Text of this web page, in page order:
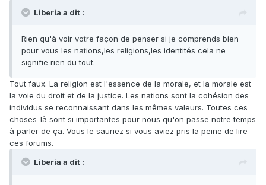
Liberia a dit :
Rien qu'à voir votre façon de penser si je comprends bien
pour vous les nations,les religions,les identités cela ne
signifie rien du tout.
Tout faux. La religion est l'essence de la morale, et la morale est
la voie du droit et de la justice. Les nations sont la cohésion des
individus se reconnaissant dans les mêmes valeurs. Toutes ces
choses-là sont si importantes pour nous qu'on passe notre temps
à parler de ça. Vous le sauriez si vous aviez pris la peine de lire
ces forums.
Liberia a dit :